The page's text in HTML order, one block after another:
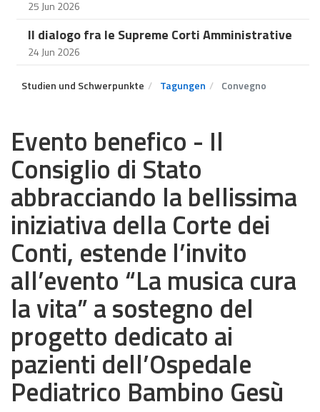
25 Jun 2026
Il dialogo fra le Supreme Corti Amministrative
24 Jun 2026
Studien und Schwerpunkte Tagungen Convegno
Evento benefico - Il
Consiglio di Stato
abbracciando la bellissima
iniziativa della Corte dei
Conti, estende l’invito
all’evento “La musica cura
la vita” a sostegno del
progetto dedicato ai
pazienti dell’Ospedale
Pediatrico Bambino Gesù